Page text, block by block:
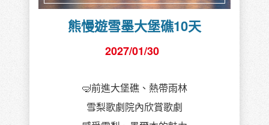
創意巴西15天
2027/02/02
亞馬遜叢林、伊瓜蘇瀑布
👑 里約熱內盧森巴嘉年華冠軍賽豪華團